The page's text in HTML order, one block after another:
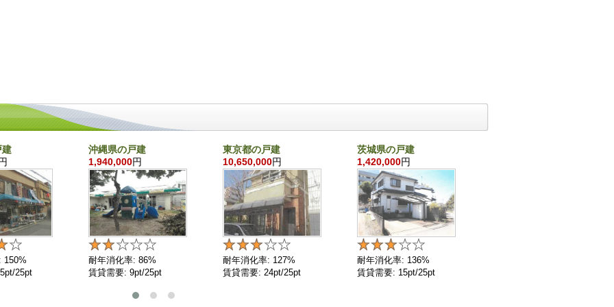
建
150%
25pt
沖縄県の戸建
1,940,000円
耐年消化率: 86%
賃貸需要: 9pt/25pt
東京都の戸建
10,650,000円
耐年消化率: 127%
賃貸需要: 24pt/25pt
茨城県の戸建
1,420,000円
耐年消化率: 136%
賃貸需要: 15pt/25pt